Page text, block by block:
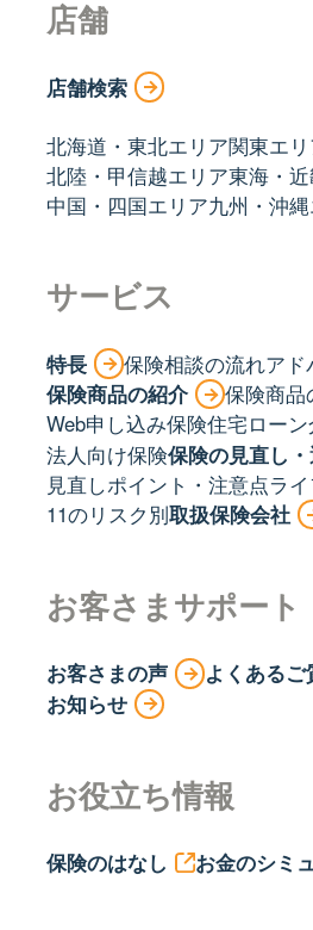
店舗
店舗検索
北海道・東北エリア関東エ
北陸・甲信越エリア東海・
中国・四国エリア九州・沖
サービス
特長 保険相談の流れアド
保険商品の紹介
保険商品
Web申し込み保険住宅ローン
法人向け保険保険の見直し
見直しポイント・注意点ラ
11のリスク別取扱保険会社
お客さまサポート
お客さまの声
よくあるご
お知らせ
お役立ち情報
保険のはなし お金のシミ